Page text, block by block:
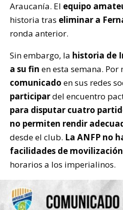
Araucanía. El equipo
historia tras eliminar a
ronda anterior.
Sin embargo, la historia de
a su fin en esta semana.
comunicado en sus redes
participardel encuentro
para disputar cuatro
no permiten rendir
desde el club. La ANFP no
facilidades de movilización
horarios a los imperialinos.